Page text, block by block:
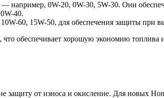
например, 0W-20, 0W-30, 5W-30. Они
40.
60, 15W-50, для обеспечения защиты при
обеспечивает хорошую экономию топлива
от износа и окисление. Для новых